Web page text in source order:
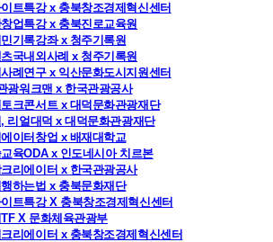
트특강 x 충북창조경제혁신센터
업특강 x 충북진로교육원
기록강좌 x 청주기록원
국내외사례 x 청주기록원
례연구 x 익산문화도시지원센터
광워크맨 x 한국관광공사
크콘서트 x 대덕문화관광재단
리얼대덕 x 대덕문화관광재단
이터창업 x 배재대학교
육ODA x 인도네시아 치르본
리에이터 x 한국관광공사
하는법 x 충북문화재단
트특강 X 충북창조경제혁신센터
X 문화체육관광부
리에이터 x 충북창조경제혁신센터